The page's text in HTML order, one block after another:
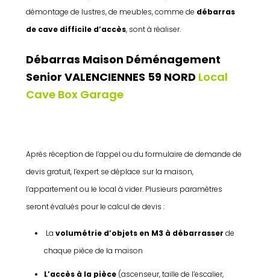
démontage de lustres, de meubles, comme de débarras
de cave difficile d’accès, sont à réaliser.
Débarras Maison Déménagement
Senior VALENCIENNES 59 NORD Local
Cave Box Garage
Après réception de l’appel ou du formulaire de demande de
devis gratuit, l’expert se déplace sur la maison,
l’appartement ou le local à vider. Plusieurs paramètres
seront évalués pour le calcul de devis :
La volumétrie d’objets en M3 à débarrasser de
chaque pièce de la maison
L’accès à la pièce (ascenseur, taille de l’escalier,